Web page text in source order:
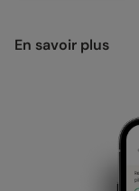
En savoir plus